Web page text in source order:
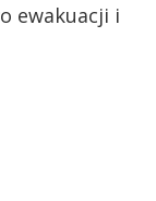
ewakuacji i